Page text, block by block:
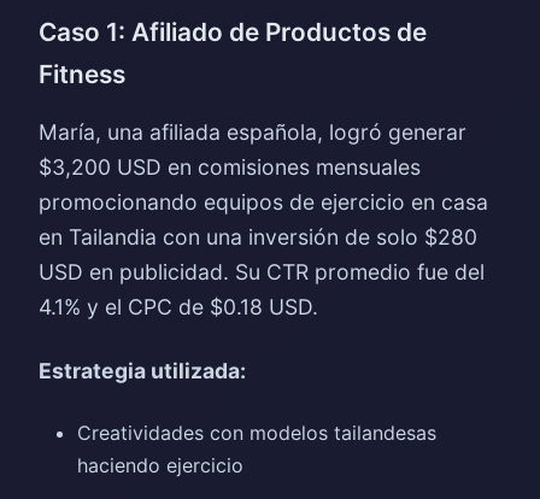
Caso 1: Afiliado de Productos de
Fitness
María, una afiliada española, logró generar
$3,200 USD en comisiones mensuales
promocionando equipos de ejercicio en casa
en Tailandia con una inversión de solo $280
USD en publicidad. Su CTR promedio fue del
4.1% y el CPC de $0.18 USD.
Estrategia utilizada:
Creatividades con modelos tailandesas
haciendo ejercicio